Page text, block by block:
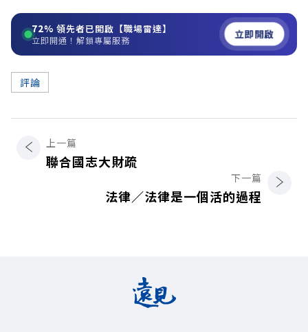
72% 領先者已開啟【職場雷達】
立即開通！解鎖專屬服務 立即開啟
評論
上一篇
聯合國志大財疏
下一篇
法律／法律是一個活的過程